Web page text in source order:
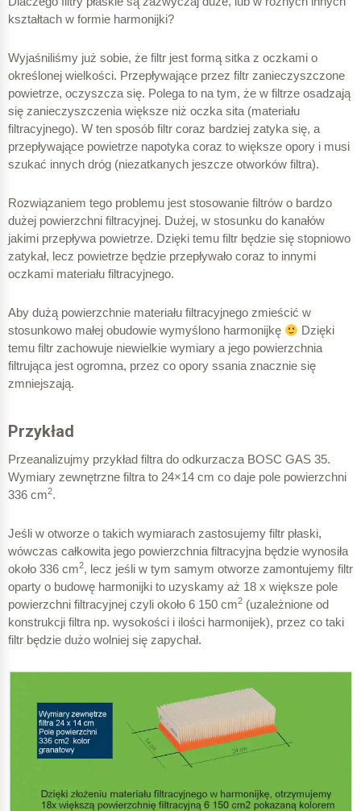
kształtach w formie harmonijki?
Wyjaśniliśmy już sobie, że filtr jest formą sitka z oczkami o
określonej wielkości. Przepływające przez filtr zanieczyszczone
powietrze, oczyszcza się. Polega to na tym, że w filtrze osadzają
się zanieczyszczenia większe niż oczka sita (materiału
filtracyjnego). W ten sposób filtr coraz bardziej zatyka się, a
przepływające powietrze napotyka coraz to większe opory i musi
szukać innych dróg (niezatkanych jeszcze otworków filtra).
Rozwiązaniem tego problemu jest stosowanie filtrów o bardzo
dużej powierzchni filtracyjnej. Dużej, w stosunku do kanałów
jakimi przepływa powietrze. Dzięki temu filtr będzie się stopniowo
zatykał, lecz powietrze będzie przepływało coraz to innymi
oczkami materiału filtracyjnego.
Aby dużą powierzchnie materiału filtracyjnego zmieścić w
stosunkowo małej obudowie wymyślono harmonijkę
Dzięki
temu filtr zachowuje niewielkie wymiary a jego powierzchnia
filtrująca jest ogromna, przez co opory ssania znacznie się
zmniejszają.
Przykład
Przeanalizujmy przykład filtra do odkurzacza BOSC GAS 35.
Wymiary zewnętrzne filtra to 24×14 cm co daje pole powierzchni
336 cm2.
Jeśli w otworze o takich wymiarach zastosujemy filtr płaski,
wówczas całkowita jego powierzchnia filtracyjna będzie wynosiła
około 336 cm2, lecz jeśli w tym samym otworze zamontujemy filtr
oparty o budowę harmonijki to uzyskamy aż 18 x większe pole
powierzchni filtracyjnej czyli około 6 150 cm2 (uzależnione od
konstrukcji filtra np. wysokości i ilości harmonijek), przez co taki
filtr będzie dużo wolniej się zapychał.